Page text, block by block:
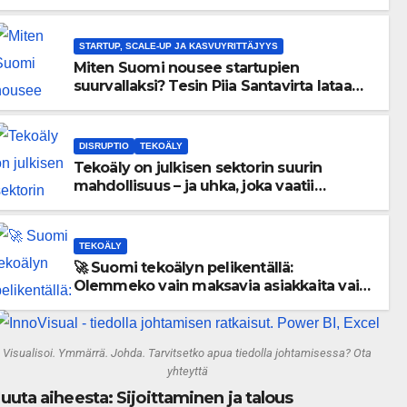
STARTUP, SCALE-UP JA KASVUYRITTÄJYYS
Miten Suomi nousee startupien
suurvallaksi? Tesin Piia Santavirta lataa
DISRUPTIO TEKOÄLY
Tekoäly on julkisen sektorin suurin
mahdollisuus – ja uhka, joka vaatii
TEKOÄLY
🚀 Suomi tekoälyn pelikentällä:
Olemmeko vain maksavia asiakkaita vai
gigatehtaan?
Visualisoi. Ymmärrä. Johda. Tarvitsetko apua tiedolla johtamisessa? Ota
yhteyttä
aiheesta: Sijoittaminen ja talous